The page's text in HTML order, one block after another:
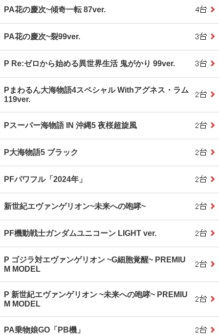
PA花の慶次~傾奇一転 87ver.
PA花の慶次~裂99ver.
P Re:ゼロから始める異世界生活 鬼がかり 99ver.
Pまわるん大海物語4スペシャル Withアグネス・ラム
119ver.
Pスーパー海物語 IN 沖縄5 夜桜超旋風
P大海物語5 ブラック
PFパワフル「2024年」
新世紀エヴァンゲリオン~未来への咆哮~
PF機動戦士ガンダムユニコーン LIGHT ver.
P ゴジラ対エヴァンゲリオン ~G細胞覚醒~ PREMIU
M MODEL
P 新世紀エヴァンゲリオン ~未来への咆哮~ PREMIU
M MODEL
PA乗物娘GO「PB機」